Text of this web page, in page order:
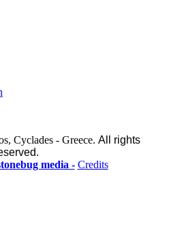
Cyclades - Greece. All rights
media - Credits